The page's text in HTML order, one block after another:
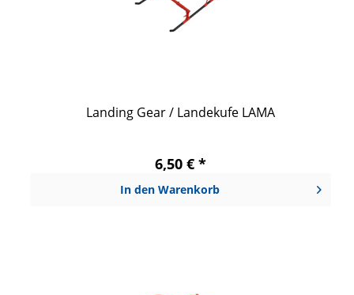
Landing Gear / Landekufe LAMA
6,50 € *
In den Warenkorb